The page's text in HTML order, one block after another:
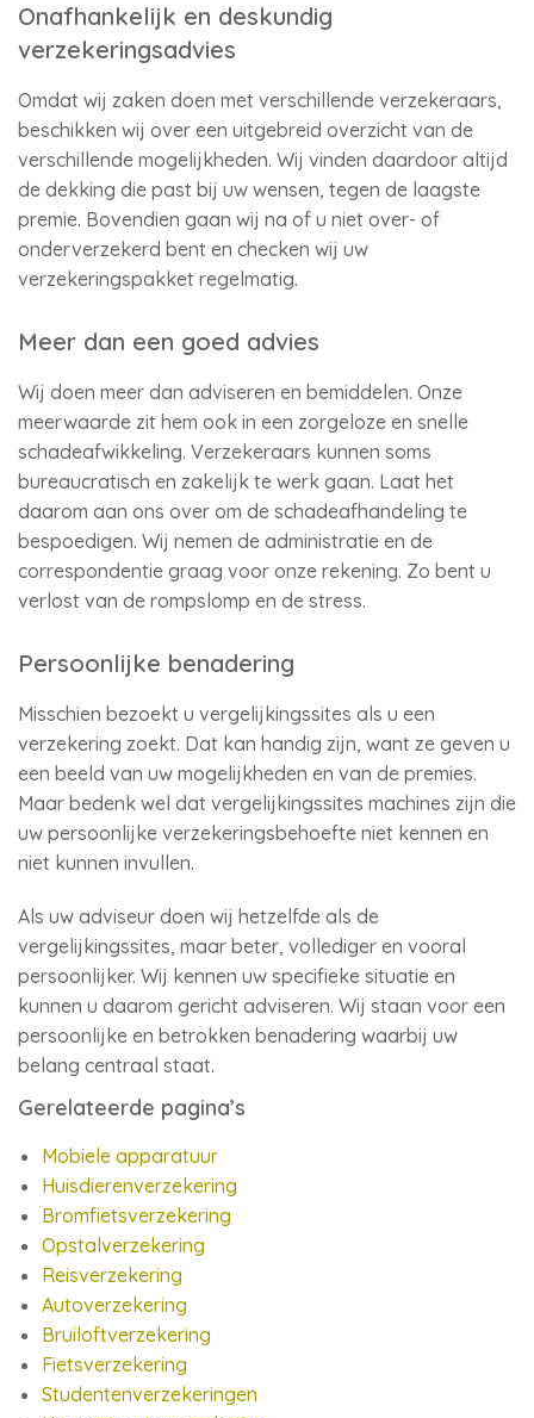
Onafhankelijk en deskundig
verzekeringsadvies
Omdat wij zaken doen met verschillende verzekeraars,
beschikken wij over een uitgebreid overzicht van de
verschillende mogelijkheden. Wij vinden daardoor altijd
de dekking die past bij uw wensen, tegen de laagste
premie. Bovendien gaan wij na of u niet over- of
onderverzekerd bent en checken wij uw
verzekeringspakket regelmatig.
Meer dan een goed advies
Wij doen meer dan adviseren en bemiddelen. Onze
meerwaarde zit hem ook in een zorgeloze en snelle
schadeafwikkeling. Verzekeraars kunnen soms
bureaucratisch en zakelijk te werk gaan. Laat het
daarom aan ons over om de schadeafhandeling te
bespoedigen. Wij nemen de administratie en de
correspondentie graag voor onze rekening. Zo bent u
verlost van de rompslomp en de stress.
Persoonlijke benadering
Misschien bezoekt u vergelijkingssites als u een
verzekering zoekt. Dat kan handig zijn, want ze geven u
een beeld van uw mogelijkheden en van de premies.
Maar bedenk wel dat vergelijkingssites machines zijn die
uw persoonlijke verzekeringsbehoefte niet kennen en
niet kunnen invullen.
Als uw adviseur doen wij hetzelfde als de
vergelijkingssites, maar beter, vollediger en vooral
persoonlijker. Wij kennen uw specifieke situatie en
kunnen u daarom gericht adviseren. Wij staan voor een
persoonlijke en betrokken benadering waarbij uw
belang centraal staat.
Gerelateerde pagina’s
Mobiele apparatuur
Huisdierenverzekering
Bromfietsverzekering
Opstalverzekering
Reisverzekering
Autoverzekering
Bruiloftverzekering
Fietsverzekering
Studentenverzekeringen